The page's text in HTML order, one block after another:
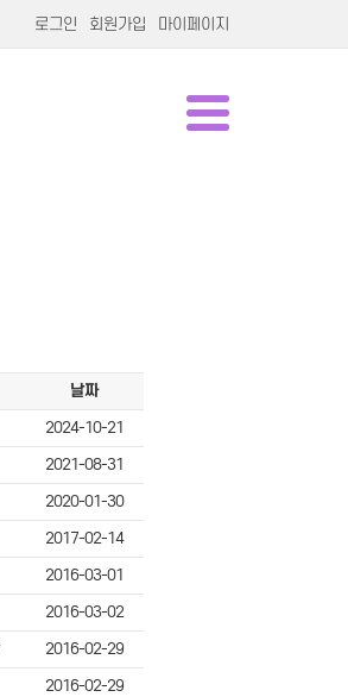
로그인 회원가입 마이페이지
날짜
2024-10-21
2021-08-31
2020-01-30
2017-02-14
2016-03-01
2016-03-02
2016-02-29
2016-02-29